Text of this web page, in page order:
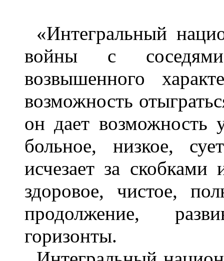
«Интегральный
войны с
возвышенного
возможность
он дает возможность
больное, низкое,
исчезает за
здоровое, чистое,
продолжение,
горизонты.